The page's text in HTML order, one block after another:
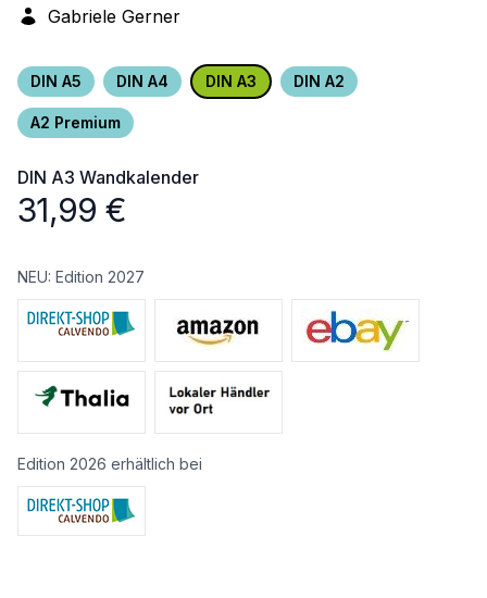
Gabriele Gerner
DIN A5 DIN A4 DIN A3 DIN A2
A2 Premium
DIN A3 Wandkalender
31,99 €
NEU: Edition 2027
Edition 2026 erhältlich bei